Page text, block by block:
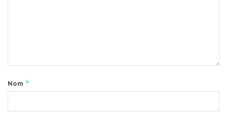
Nom *